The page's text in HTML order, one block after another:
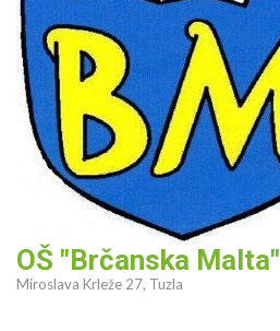
OŠ "Brčanska Malta"
Miroslava Krleže 27, Tuzla